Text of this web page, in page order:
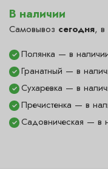
В наличии
Самовывоз сегодня, в
✓ Гранатный — в
✓ Полянка — в
✓ Пречистенка — в
✓ Садовническая — в
✓ Сухаревка — в